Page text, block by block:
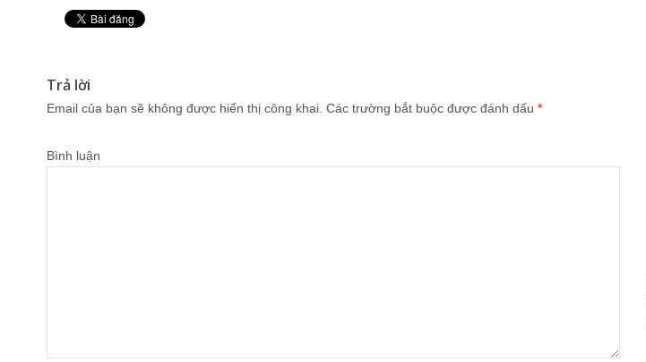
Trả lời
Email của bạn sẽ không được hiển thị công khai. Các trường bắt buộc được đánh dấu *
Bình luận